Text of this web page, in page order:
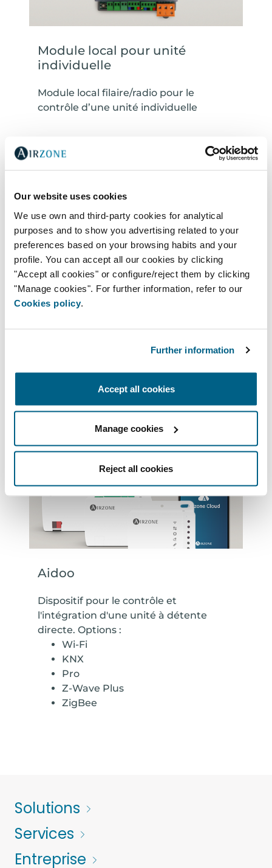
Our website uses cookies
We use own and third-party cookies for analytical
purposes and to show you advertising related to your
preferences based on your browsing habits and your
profile. You can accept all our cookies by clicking
"Accept all cookies" or configure/reject them by clicking
"Manage cookies". For further information, refer to our
Cookies policy.
Further information
Accept all cookies
Manage cookies
Reject all cookies
Module local pour unité
individuelle
Module local filaire/radio pour le
contrôle d’une unité individuelle
Passerelle pour unité de
production/PAC air-eau
Passerelle pour le contrôle d’une unité
Contrôleurs monozones
Aidoo
Dispositif pour le contrôle et
l'intégration d'une unité à détente
directe. Options :
Wi-Fi
KNX
Pro
Z-Wave Plus
ZigBee
Solutions
Services
Entreprise